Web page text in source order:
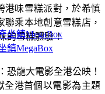
港味雪糕派對，於希慎
乘本地創意雪糕店，
的雪糕體驗！
鎮MegaBox
恐龍大電影全港公映！
全港首個以電影為主題